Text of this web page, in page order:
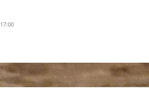
17:00